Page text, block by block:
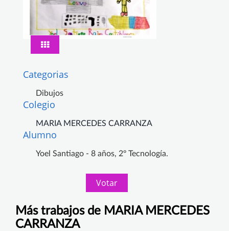
Categorias
Dibujos
Colegio
MARIA MERCEDES CARRANZA
Alumno
Yoel Santiago - 8 años, 2º Tecnología.
Votar
Más trabajos de MARIA MERCEDES
CARRANZA